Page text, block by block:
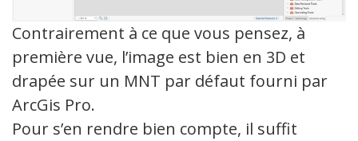
Contrairement à ce que vous pensez, à
première vue, l’image est bien en 3D et
drapée sur un MNT par défaut fourni par
ArcGis Pro.
Pour s’en rendre bien compte, il suffit